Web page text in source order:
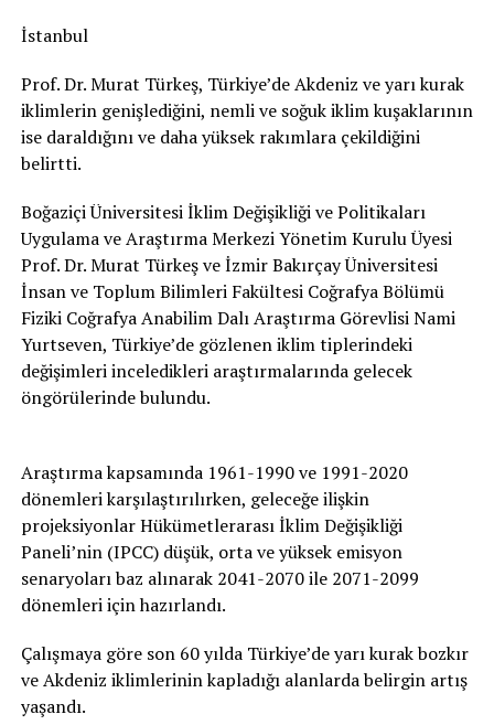
İstanbul
Prof. Dr. Murat Türkeş, Türkiye’de Akdeniz ve yarı kurak
iklimlerin genişlediğini, nemli ve soğuk iklim kuşaklarının
ise daraldığını ve daha yüksek rakımlara çekildiğini
belirtti.
Boğaziçi Üniversitesi İklim Değişikliği ve Politikaları
Uygulama ve Araştırma Merkezi Yönetim Kurulu Üyesi
Prof. Dr. Murat Türkeş ve İzmir Bakırçay Üniversitesi
İnsan ve Toplum Bilimleri Fakültesi Coğrafya Bölümü
Fiziki Coğrafya Anabilim Dalı Araştırma Görevlisi Nami
Yurtseven, Türkiye’de gözlenen iklim tiplerindeki
değişimleri inceledikleri araştırmalarında gelecek
öngörülerinde bulundu.
Araştırma kapsamında 1961-1990 ve 1991-2020
dönemleri karşılaştırılırken, geleceğe ilişkin
projeksiyonlar Hükümetlerarası İklim Değişikliği
Paneli’nin (IPCC) düşük, orta ve yüksek emisyon
senaryoları baz alınarak 2041-2070 ile 2071-2099
dönemleri için hazırlandı.
Çalışmaya göre son 60 yılda Türkiye’de yarı kurak bozkır
ve Akdeniz iklimlerinin kapladığı alanlarda belirgin artış
yaşandı.